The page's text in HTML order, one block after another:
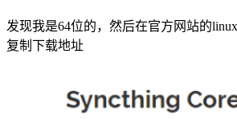
发现我是64位的，然后在官方网站的
复制下载地址